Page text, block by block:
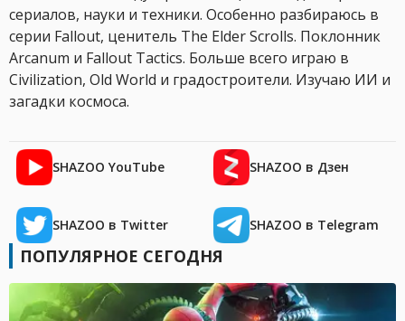
сериалов, науки и техники. Особенно разбираюсь в
серии Fallout, ценитель The Elder Scrolls. Поклонник
Arcanum и Fallout Tactics. Больше всего играю в
Civilization, Old World и градостроители. Изучаю ИИ и
загадки космоса.
SHAZOO YouTube SHAZOO в Дзен
SHAZOO в Twitter SHAZOO в Telegram
ПОПУЛЯРНОЕ СЕГОДНЯ